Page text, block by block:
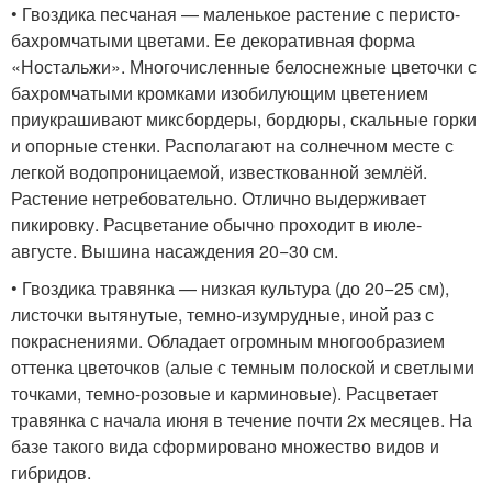
• Гвоздика песчаная — маленькое растение с перисто-
бахромчатыми цветами. Ее декоративная форма
«Ностальжи». Многочисленные белоснежные цветочки с
бахромчатыми кромками изобилующим цветением
приукрашивают миксбордеры, бордюры, скальные горки
и опорные стенки. Располагают на солнечном месте с
легкой водопроницаемой, известкованной землёй.
Растение нетребовательно. Отлично выдерживает
пикировку. Расцветание обычно проходит в июле-
августе. Вышина насаждения 20−30 см.
• Гвоздика травянка — низкая культура (до 20−25 см),
листочки вытянутые, темно-изумрудные, иной раз с
покраснениями. Обладает огромным многообразием
оттенка цветочков (алые с темным полоской и светлыми
точками, темно-розовые и карминовые). Расцветает
травянка с начала июня в течение почти 2х месяцев. На
базе такого вида сформировано множество видов и
гибридов.